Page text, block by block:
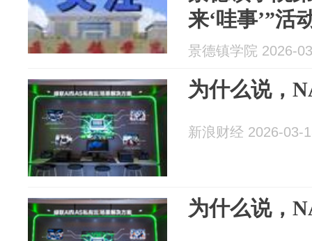
来‘哇事’”活
效
景德镇学院 2026-
为什么说，
新浪财经 2026-03-
为什么说，